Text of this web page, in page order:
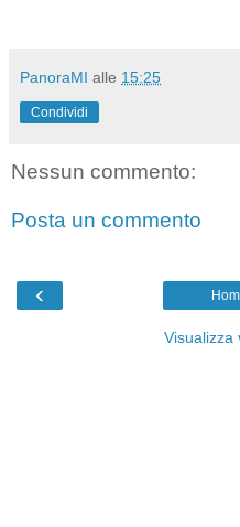
PanoraMI alle 15:25
Condividi
Nessun commento:
Posta un commento
‹
Visualizza